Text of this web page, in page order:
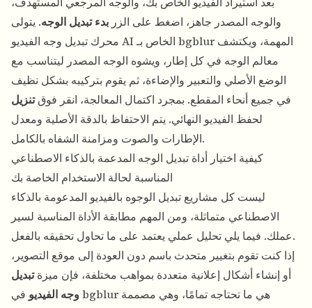
والوجه المصدر جاهز، اضغط على الزر بدء تبديل الوجه. يتولى
محرك تبديل وجه الفيديو AI الخاص بـ bgblur المهمة، ويكتشف
معالم الوجه في كل إطار، ويشوه الوجه المصدر ليتناسب مع
الوضع الأصلي والتعبير والإضاءة، ثم يقوم بتركيبه بشكل نظيف
في جميع أنحاء المقطع. بمجرد اكتمال المعالجة، انقر فوقتنزيل
لحفظ الفيديو النهائي. يتم الاحتفاظ بالدقة الأصلية ومعدل
الإطارات والصوت ومزامنة الشفاه بالكامل.
كيفية اختيار أداة تبديل الوجه المدعمة بالذكاء الاصطناعي
المناسبة لحالة الاستخدام الخاصة بك
ليست كل مشاريع تبديل الوجوه بالفيديو المدعومة بالذكاء
الاصطناعي متماثلة، ومن المهم مطابقة الأداة المناسبة لسير
عملك. فيما يلي تحليل عملي يعتمد على ما تحاول تحقيقه بالفعل.
إذا كنت تقوم بتغيير متحدث باسم دون العودة إلى موقع التصوير،
أو إنشاء أشكال إعلانية متعددة بمواهب مختلفة، فإن ميزةتبديل
وجه الفيديو في bgblur هي ما تحتاجه تمامًا، وهي مصممة